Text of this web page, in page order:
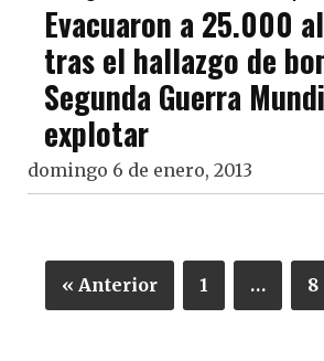
Evacuaron a 25.000
tras el hallazgo de
Segunda Guerra
explotar
domingo 6 de enero, 2013
« Anterior 1 … 8